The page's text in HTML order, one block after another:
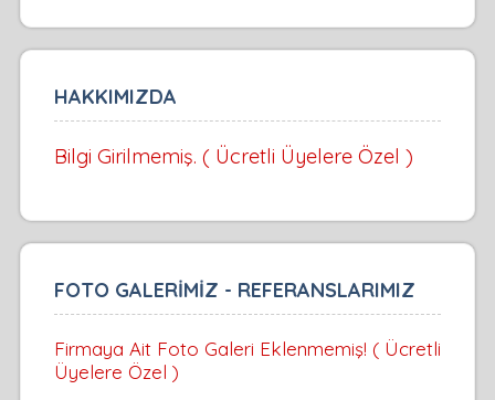
HAKKIMIZDA
Bilgi Girilmemiş. ( Ücretli Üyelere Özel )
FOTO GALERİMİZ - REFERANSLARIMIZ
Firmaya Ait Foto Galeri Eklenmemiş! ( Ücretli
Üyelere Özel )